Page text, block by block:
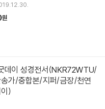
원
가/중합본/지퍼/금장/천연
)